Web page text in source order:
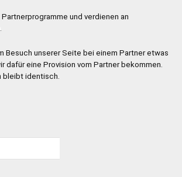
und verdienen an
Besuch unserer Seite bei einem Partner etwas
dafür eine Provision vom Partner bekommen.
bleibt identisch.